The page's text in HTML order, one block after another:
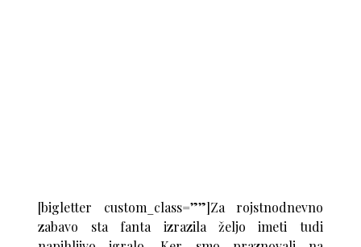
[bigletter custom_class=””]Za rojstnodnevno
zabavo sta fanta izrazila željo imeti tudi